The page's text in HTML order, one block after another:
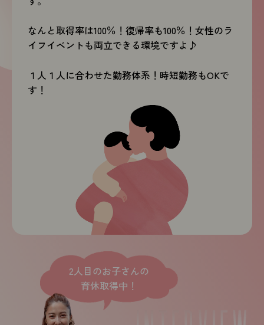
なんと取得率は100％！復帰率も100％！ 女性のラ
イフイベントも両立できる環境ですよ♪
１人１人に合わせた勤務体系！時短勤務もOKで
す！
2人目のお子さんの
育休取得中！